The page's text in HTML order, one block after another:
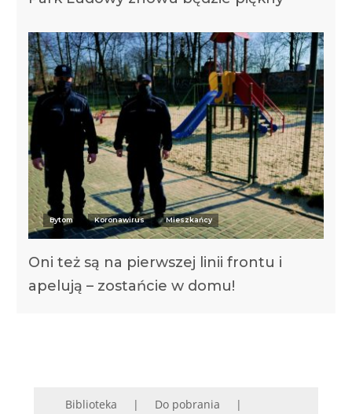
Bytom Koronawirus Mieszkańcy
Oni też są na pierwszej linii frontu i
apelują – zostańcie w domu!
Biblioteka Do pobrania